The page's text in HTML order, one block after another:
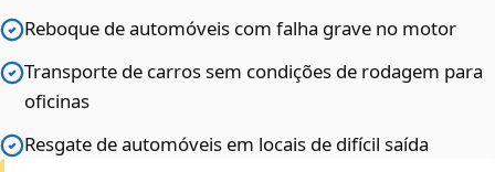
Reboque de automóveis com falha grave no motor
Transporte de carros sem condições de rodagem para
oficinas
Resgate de automóveis em locais de difícil saída